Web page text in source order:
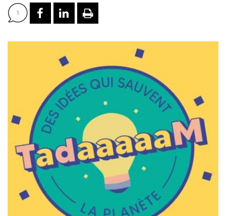
1 PARTAGER SUR FACEBOOK
PARTAGER SUR
IMPRIMER